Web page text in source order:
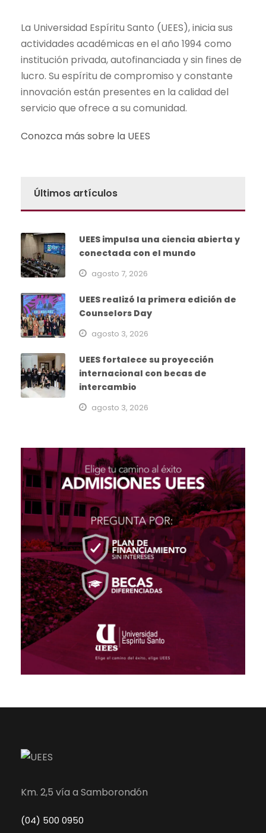
La Universidad Espíritu Santo (UEES), inicia sus
actividades académicas en el año 1994 como
institución privada, autofinanciada y sin fines de
lucro. Su espíritu de compromiso y constante
innovación están presentes en la calidad del
servicio que ofrece a su comunidad.
Conozca más sobre la UEES
Últimos artículos
UEES impulsa una ciencia abierta y
conectada con el mundo
agosto 7, 2026
UEES realizó la primera edición de
Counselors Day
agosto 3, 2026
UEES fortalece su proyección
internacional con becas de
intercambio
agosto 3, 2026
Km. 2,5 vía a Samborondón
(04) 500 0950